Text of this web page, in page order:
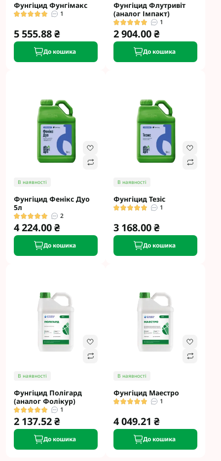
Фунгіцид Фунгімакс
1
5 555.88 ₴
До кошика
Фунгіцид Флутривіт
(аналог Імпакт)
1
2 904.00 ₴
До кошика
В наявності
Фунгіцид Фенікс Дуо
5л
2
4 224.00 ₴
До кошика
В наявності
Фунгіцид Тезіс
1
3 168.00 ₴
До кошика
В наявності
Фунгіцид Полігард
(аналог Фолікур)
1
2 137.52 ₴
До кошика
В наявності
Фунгіцид Маестро
1
4 049.21 ₴
До кошика